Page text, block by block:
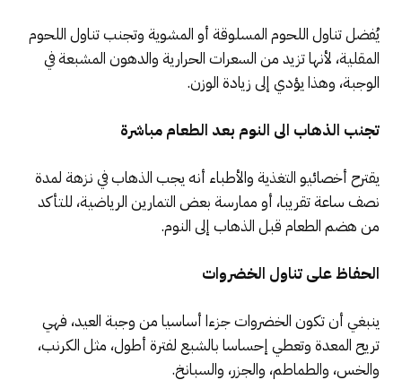
يُفضل تناول اللحوم المسلوقة أو المشوية وتجنب تناول اللحوم
المقلية، لأنها تزيد من السعرات الحرارية والدهون المشبعة في
الوجبة، وهذا يؤدي إلى زيادة الوزن.
تجنب الذهاب الى النوم بعد الطعام مباشرة
يقترح أخصائيو التغذية والأطباء أنه يجب الذهاب في نزهة لمدة
نصف ساعة تقريبا، أو ممارسة بعض التمارين الرياضية، للتأكد
من هضم الطعام قبل الذهاب إلى النوم.
الحفاظ على تناول الخضروات
ينبغي أن تكون الخضروات جزءا أساسيا من وجبة العيد، فهي
تريح المعدة وتعطي إحساسا بالشبع لفترة أطول، مثل الكرنب،
والخس، والطماطم، والجزر، والسبانخ.